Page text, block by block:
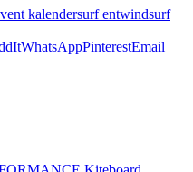
kalendersurf entwindsurf
WhatsAppPinterestEmail